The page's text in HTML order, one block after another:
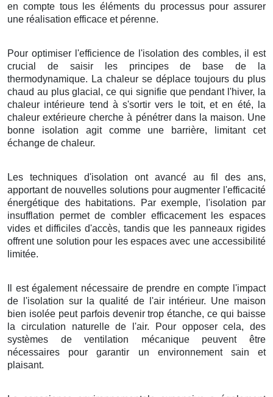
en compte tous les éléments du processus pour assurer
une réalisation efficace et pérenne.
Pour optimiser l'efficience de l'isolation des combles, il est
crucial de saisir les principes de base de la
thermodynamique. La chaleur se déplace toujours du plus
chaud au plus glacial, ce qui signifie que pendant l'hiver, la
chaleur intérieure tend à s'sortir vers le toit, et en été, la
chaleur extérieure cherche à pénétrer dans la maison. Une
bonne isolation agit comme une barrière, limitant cet
échange de chaleur.
Les techniques d'isolation ont avancé au fil des ans,
apportant de nouvelles solutions pour augmenter l'efficacité
énergétique des habitations. Par exemple, l'isolation par
insufflation permet de combler efficacement les espaces
vides et difficiles d'accès, tandis que les panneaux rigides
offrent une solution pour les espaces avec une accessibilité
limitée.
Il est également nécessaire de prendre en compte l'impact
de l'isolation sur la qualité de l'air intérieur. Une maison
bien isolée peut parfois devenir trop étanche, ce qui baisse
la circulation naturelle de l'air. Pour opposer cela, des
systèmes de ventilation mécanique peuvent être
nécessaires pour garantir un environnement sain et
plaisant.